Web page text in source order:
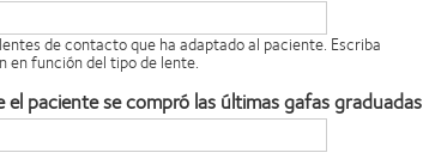
de contacto que ha adaptado al paciente. Escriba
en función del tipo de lente.
paciente se compró las últimas gafas graduadas